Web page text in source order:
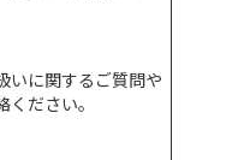
いに関するご質問や
ださい。